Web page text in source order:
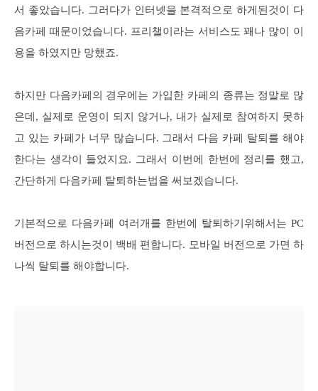
서 좋았습니다. 그러다가 인터넷을 본격적으로 하게된것이 다
음카페 때문이었습니다. 프리챌이라는 서비스도 꽤나 많이 이
용을 하였지만 망했죠.
하지만 다음카페의 경우에는 가입한 카페의 종류는 정말로 많
은데, 실제로 운영이 되지 않거나, 내가 실제로 참여하지 못하
고 있는 카페가 너무 많습니다. 그래서 다음 카페 탈퇴를 해야
한다는 생각이 들었지요. 그래서 이번에 한번에 정리를 했고,
간단하게 다음카페 탈퇴하는법을 써보겠습니다.
기본적으로 다음카페 여러개를 한번에 탈퇴하기위해서는 PC
버전으로 하시는것이 백배 편합니다. 모바일 버전으로 가면 하
나씩 탈퇴를 해야합니다.